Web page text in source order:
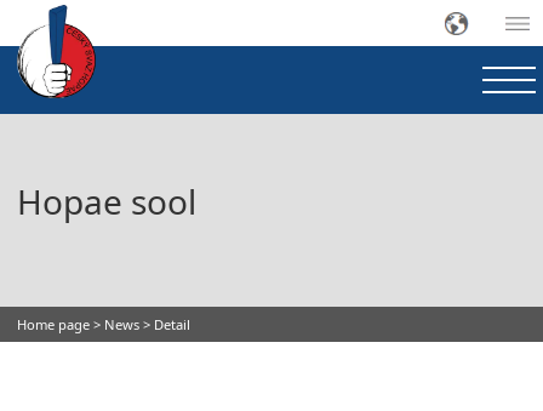
Hopae sool
Home page > News > Detail